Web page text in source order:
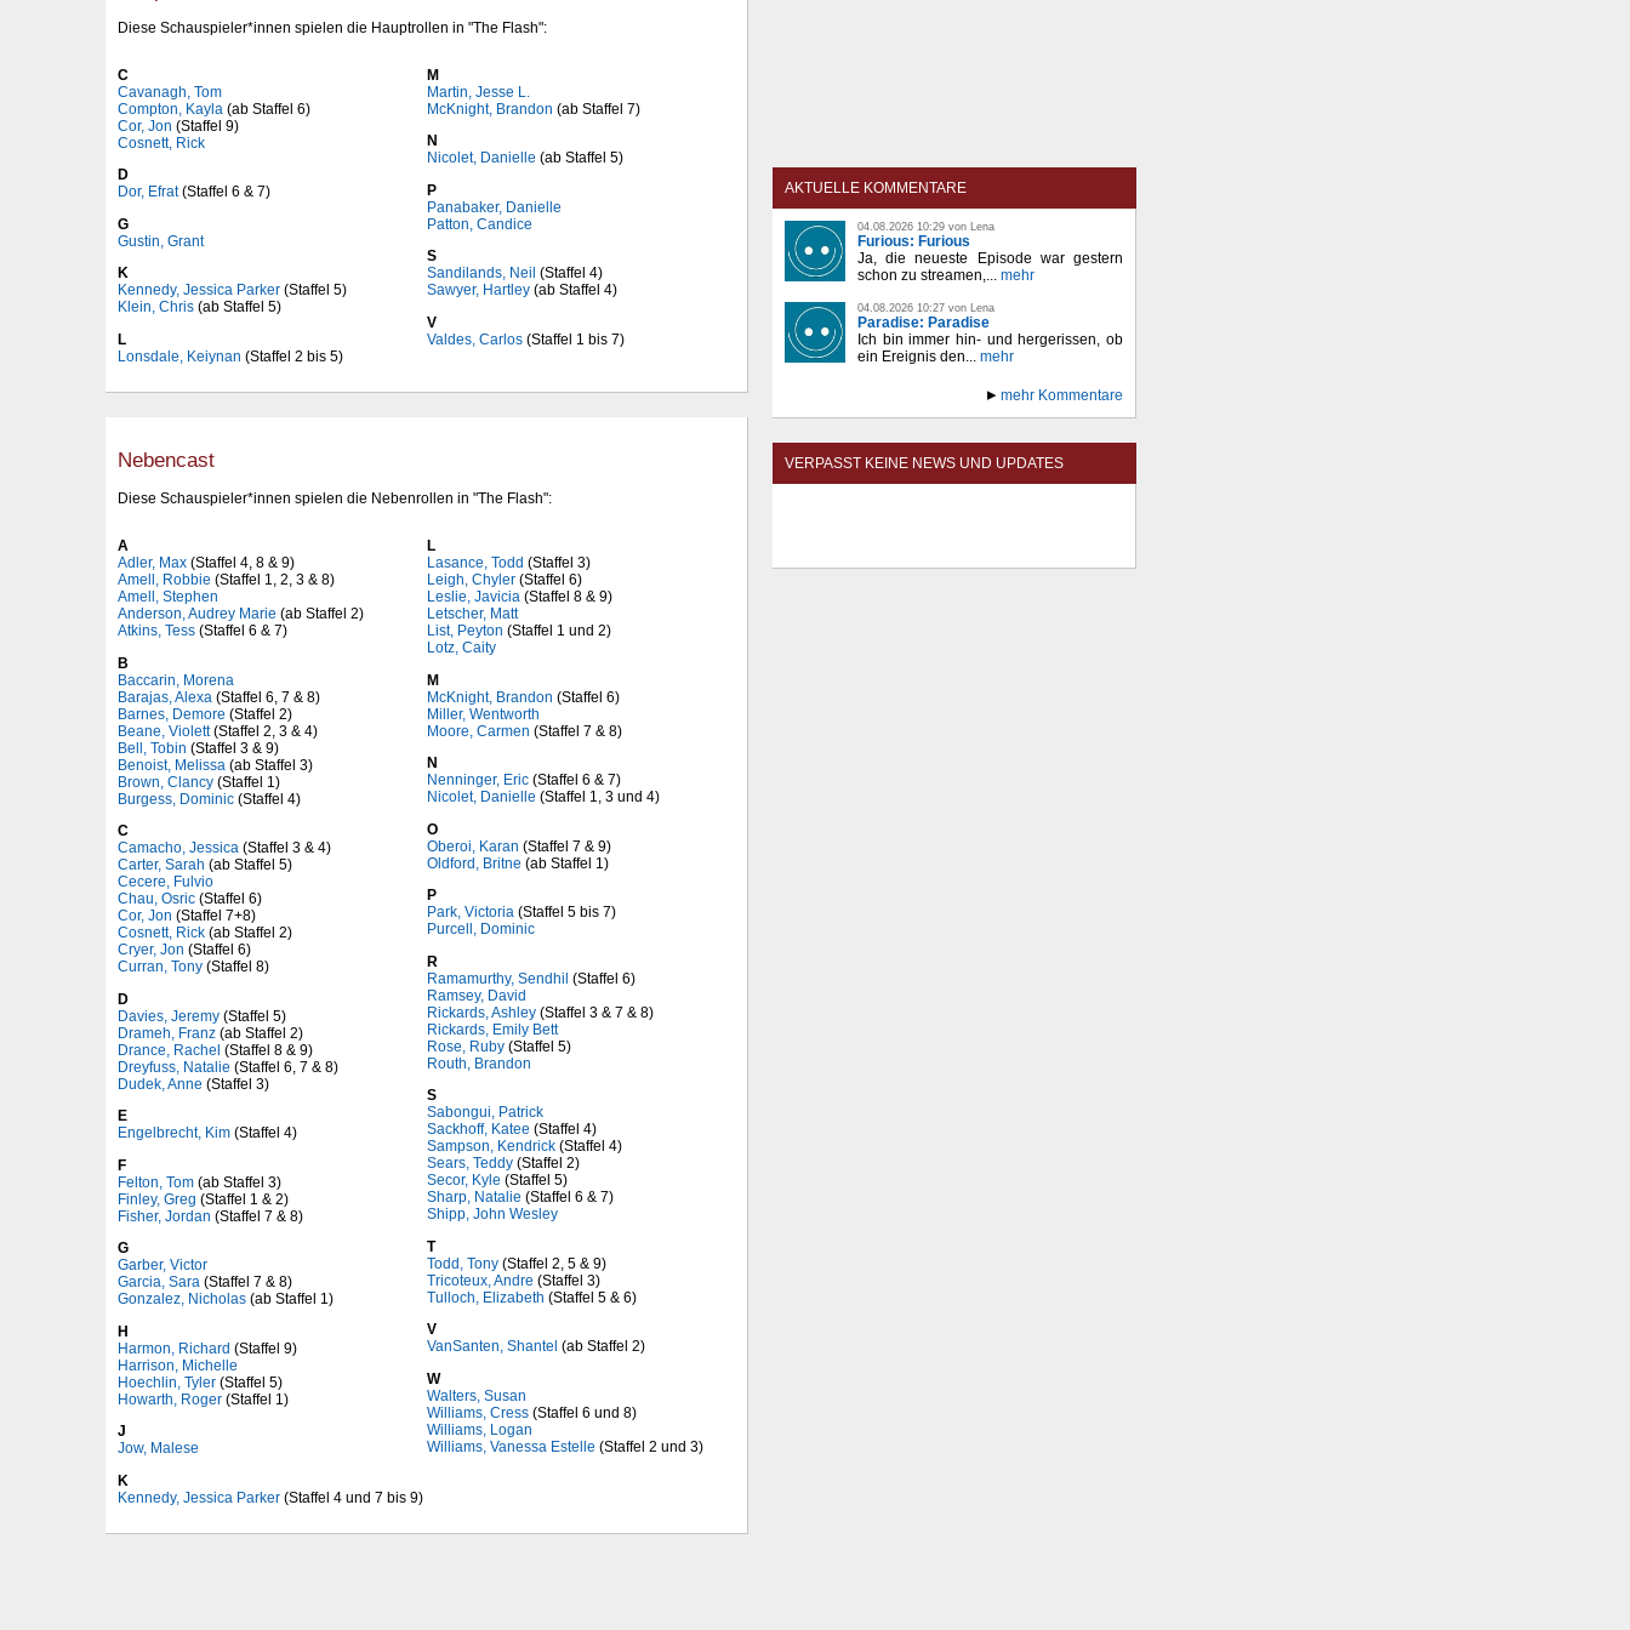
Diese Schauspieler*innen spielen die Hauptrollen in "The Flash":
C
Cavanagh, Tom
Compton, Kayla (ab Staffel 6)
Cor, Jon (Staffel 9)
Cosnett, Rick
D
Dor, Efrat(Staffel 6 & 7)
G
Gustin, Grant
K
Kennedy, Jessica Parker (Staffel 5)
Klein, Chris (ab Staffel 5)
L
Lonsdale, Keiynan (Staffel 2 bis 5)
M
Martin, Jesse L.
McKnight, Brandon (ab Staffel 7)
N
Nicolet, Danielle (ab Staffel 5)
P
Panabaker, Danielle
Patton, Candice
S
Sandilands, Neil (Staffel 4)
Sawyer, Hartley (ab Staffel 4)
V
Valdes, Carlos (Staffel 1 bis 7)
Nebencast
Diese Schauspieler*innen spielen die Nebenrollen in "The Flash":
A
Adler, Max (Staffel 4, 8 & 9)
Amell, Robbie (Staffel 1, 2, 3 & 8)
Amell, Stephen
Anderson, Audrey Marie (ab Staffel 2)
Atkins, Tess (Staffel 6 & 7)
B
Baccarin, Morena
Barajas, Alexa (Staffel 6, 7 & 8)
Barnes, Demore (Staffel 2)
Beane, Violett(Staffel 2, 3 & 4)
Bell, Tobin (Staffel 3 & 9)
Benoist, Melissa (ab Staffel 3)
Brown, Clancy (Staffel 1)
Burgess, Dominic (Staffel 4)
C
Camacho, Jessica (Staffel 3 & 4)
Carter, Sarah (ab Staffel 5)
Cecere, Fulvio
Chau, Osric (Staffel 6)
Cor, Jon (Staffel 7+8)
Cosnett, Rick (ab Staffel 2)
Cryer, Jon (Staffel 6)
Curran, Tony (Staffel 8)
D
Davies, Jeremy (Staffel 5)
Drameh, Franz (ab Staffel 2)
Drance, Rachel (Staffel 8 & 9)
Dreyfuss, Natalie (Staffel 6, 7 & 8)
Dudek, Anne (Staffel 3)
E
Engelbrecht, Kim (Staffel 4)
F
Felton, Tom (ab Staffel 3)
Finley, Greg (Staffel 1 & 2)
Fisher, Jordan (Staffel 7 & 8)
G
Garber, Victor
Garcia, Sara (Staffel 7 & 8)
Gonzalez, Nicholas (ab Staffel 1)
H
Harmon, Richard (Staffel 9)
Harrison, Michelle
Hoechlin, Tyler (Staffel 5)
Howarth, Roger (Staffel 1)
J
Jow, Malese
K
Kennedy, Jessica Parker (Staffel 4 und 7 bis 9)
L
Lasance, Todd (Staffel 3)
Leigh, Chyler (Staffel 6)
Leslie, Javicia (Staffel 8 & 9)
Letscher, Matt
List, Peyton (Staffel 1 und 2)
Lotz, Caity
M
McKnight, Brandon (Staffel 6)
Miller, Wentworth
Moore, Carmen (Staffel 7 & 8)
N
Nenninger, Eric (Staffel 6 & 7)
Nicolet, Danielle (Staffel 1, 3 und 4)
O
Oberoi, Karan (Staffel 7 & 9)
Oldford, Britne (ab Staffel 1)
P
Park, Victoria (Staffel 5 bis 7)
Purcell, Dominic
R
Ramamurthy, Sendhil (Staffel 6)
Ramsey, David
Rickards, Ashley (Staffel 3 & 7 & 8)
Rickards, Emily Bett
Rose, Ruby (Staffel 5)
Routh, Brandon
S
Sabongui, Patrick
Sackhoff, Katee (Staffel 4)
Sampson, Kendrick (Staffel 4)
Sears, Teddy (Staffel 2)
Secor, Kyle (Staffel 5)
Sharp, Natalie (Staffel 6 & 7)
Shipp, John Wesley
T
Todd, Tony (Staffel 2, 5 & 9)
Tricoteux, Andre (Staffel 3)
Tulloch, Elizabeth (Staffel 5 & 6)
V
VanSanten, Shantel (ab Staffel 2)
W
Walters, Susan
Williams, Cress (Staffel 6 und 8)
Williams, Logan
Williams, Vanessa Estelle (Staffel 2 und 3)
AKTUELLE KOMMENTARE
04.08.2026 10:29 von Lena
Furious: Furious
Ja, die neueste Episode war gestern
schon zu streamen,... mehr
04.08.2026 10:27 von Lena
Paradise: Paradise
Ich bin immer hin- und hergerissen, ob
ein Ereignis den... mehr
mehr Kommentare
VERPASST KEINE NEWS UND UPDATES